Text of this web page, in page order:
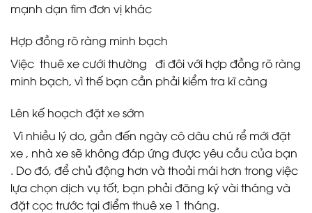
mạnh dạn tìm đơn vị khác
Hợp đồng rõ ràng minh bạch
Việc thuê xe cưới thường đi đôi với hợp đồng rõ ràng
minh bạch, vì thế bạn cần phải kiểm tra kĩ càng
Lên kế hoạch đặt xe sớm
Vì nhiều lý do, gần đến ngày cô dâu chú rể mới đặt
xe , nhà xe sẽ không đáp ứng được yêu cầu của bạn
. Do đó, để chủ động hơn và thoải mái hơn trong việc
lựa chọn dịch vụ tốt, bạn phải đăng ký vài tháng và
đặt cọc trước tại điểm thuê xe 1 tháng.